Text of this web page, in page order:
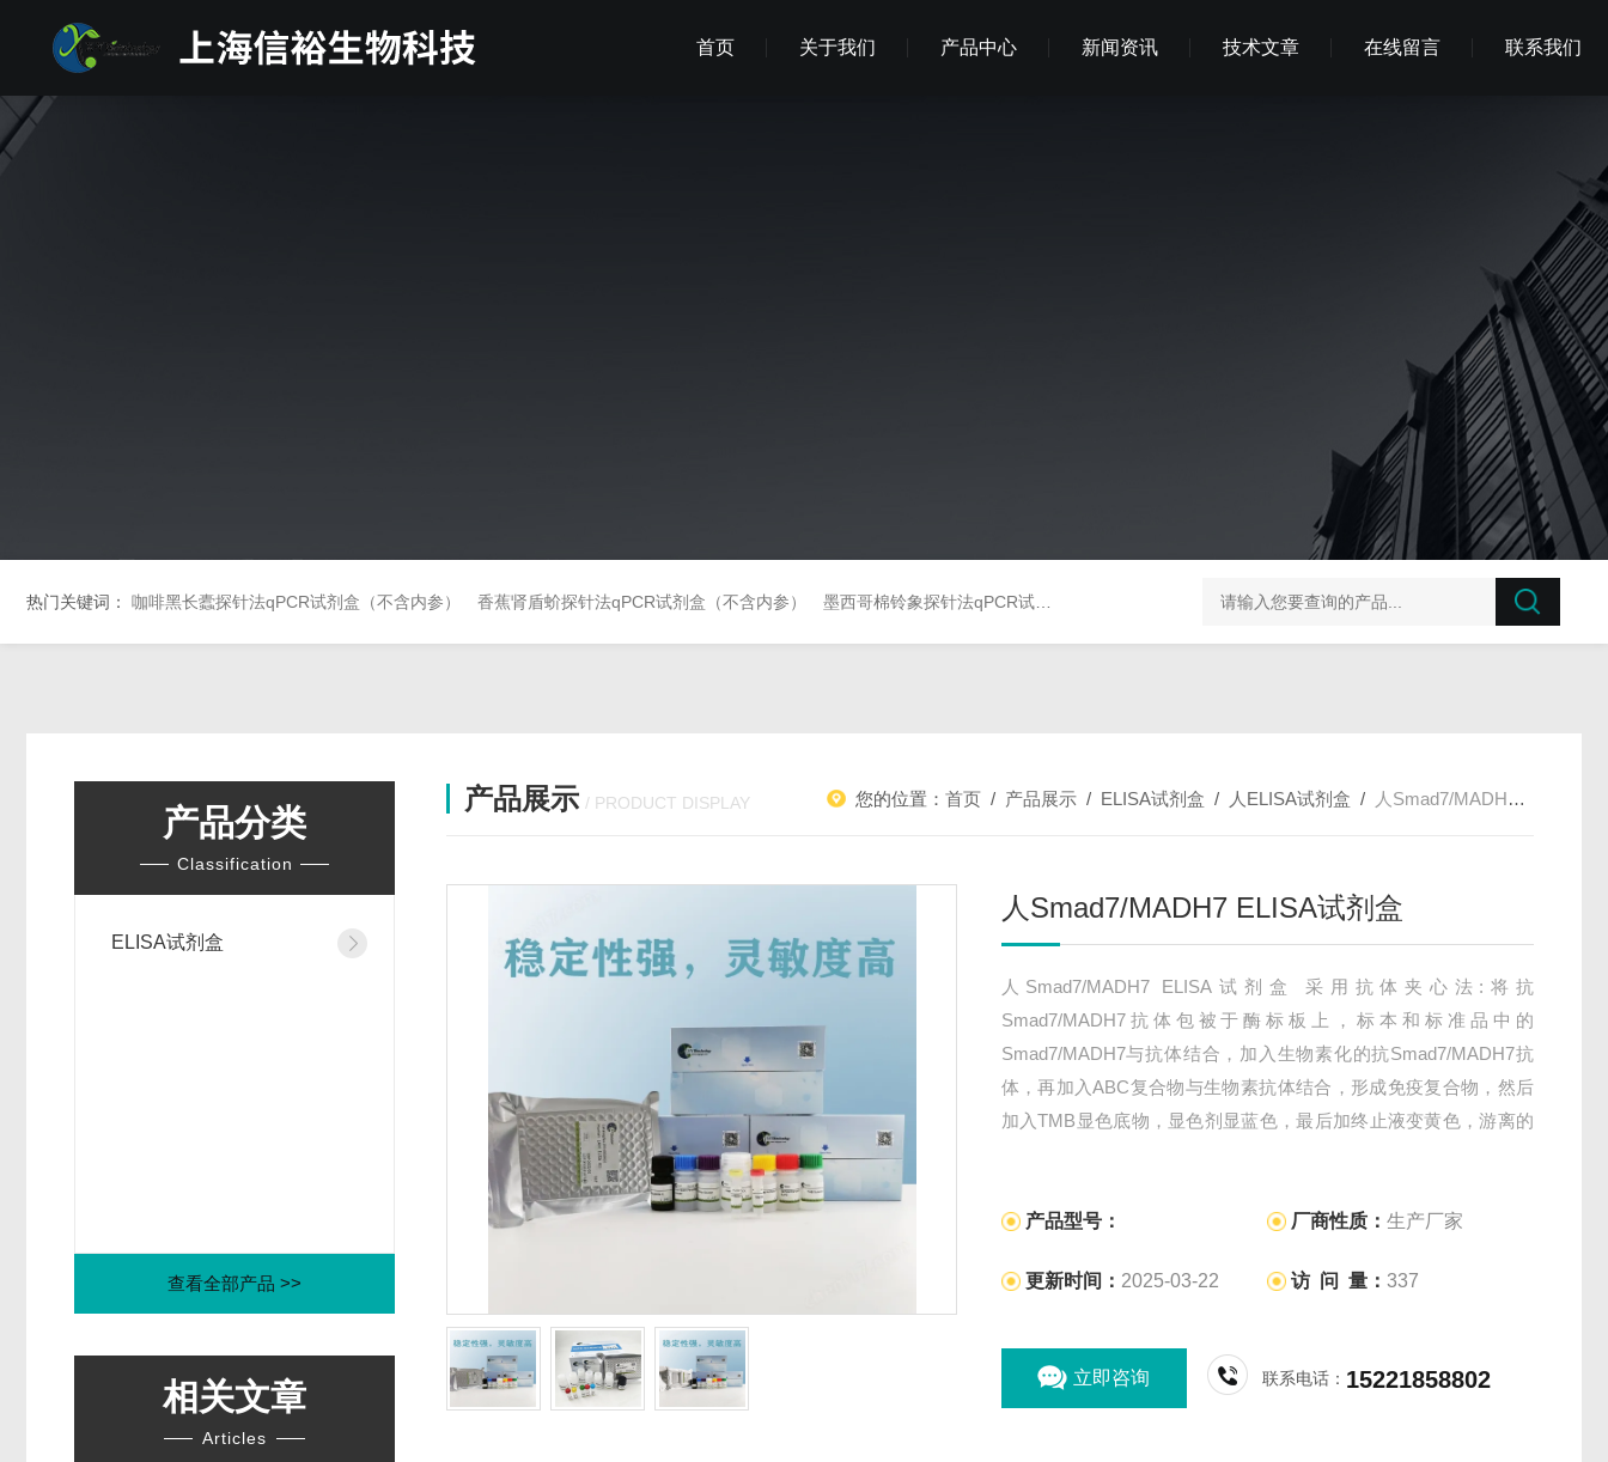
首页 关于我们 产品中心 新闻资讯 技术文章 在线留言 联系我们
热门关键词： 咖啡黑长蠹探针法qPCR试剂盒（不含内参） 香蕉肾盾蚧探针法qPCR试剂盒（不含内参） 墨西哥棉铃象探针法qPCR试剂盒（不含内参） 榛子东部枯萎病菌探针法qPCR试剂盒不含内参
产品分类
Classification
ELISA试剂盒
查看全部产品 >>
相关文章
Articles
产品展示 / PRODUCT DISPLAY 您的位置：首页 / 产品展示 / ELISA试剂盒 / 人ELISA试剂盒 / 人Smad7/MADH7 ELISA试剂盒
人Smad7/MADH7 ELISA试剂盒
人Smad7/MADH7 ELISA试剂盒 采用抗体夹心法:将抗
Smad7/MADH7抗体包被于酶标板上，标本和标准品中的
Smad7/MADH7与抗体结合，加入生物素化的抗Smad7/MADH7抗
体，再加入ABC复合物与生物素抗体结合，形成免疫复合物，然后
加入TMB显色底物，显色剂显蓝色，最后加终止液变黄色，游离的
产品型号： 厂商性质：生产厂家
更新时间： 2025-03-22 访 问 量：337
立即咨询 联系电话： 15221858802